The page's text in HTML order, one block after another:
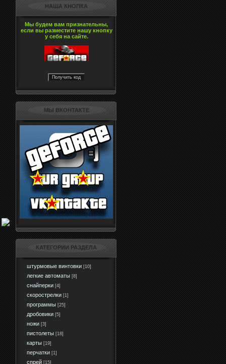
НАША КНОПКА
Мы будем вам признательны,
если вы разместите нашу кнопку
у себя на сайте.
МЫ ВКОНТАКТЕ
КАТЕГОРИИ РАЗДЕЛА
штурмовые винтовки [10]
легкие автоматы [8]
снайперки [4]
скорострелки [1]
программы [25]
дробовики [5]
ножи [3]
пистолеты [18]
карты [19]
перчатки [1]
спрей [15]